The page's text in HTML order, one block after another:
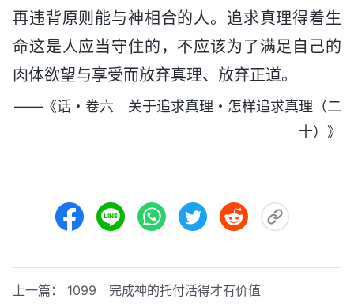
再违背原则能与神相合的人。追求真理得着生
命这是人应当守住的，不应该为了满足自己的
肉体欲望与享受而放弃真理、放弃正道。
——《话・卷六 关于追求真理・怎样追求真理（二
十）》
上一篇： 1099 完成神的托付活得才有价值